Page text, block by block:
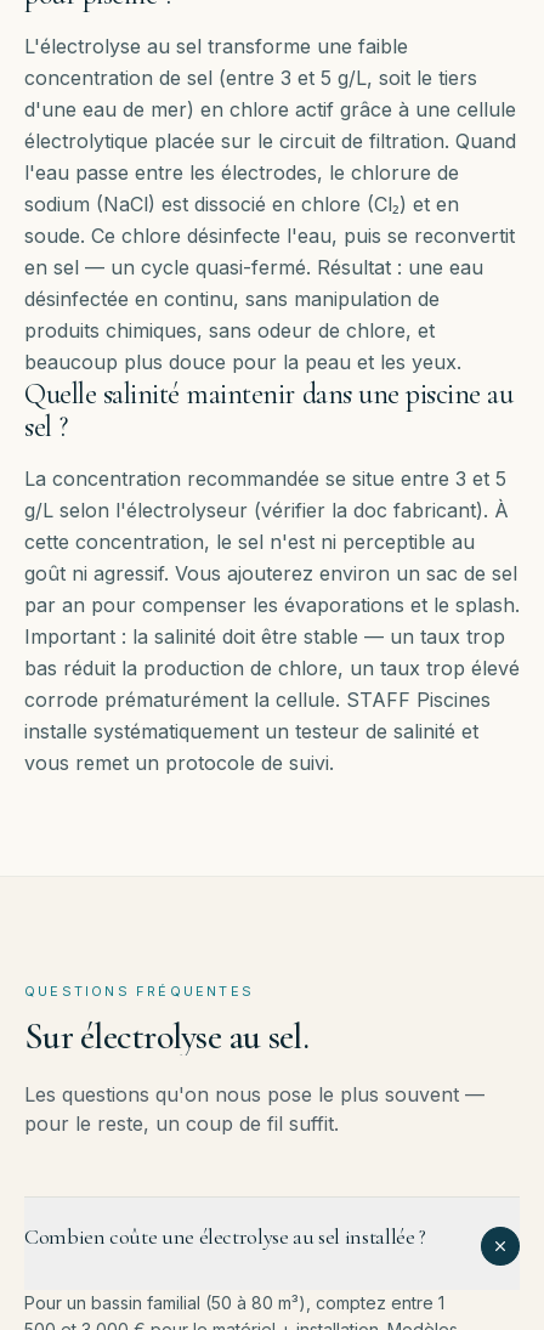
L'électrolyse au sel transforme une faible
concentration de sel (entre 3 et 5 g/L, soit le tiers
d'une eau de mer) en chlore actif grâce à une cellule
électrolytique placée sur le circuit de filtration. Quand
l'eau passe entre les électrodes, le chlorure de
sodium (NaCl) est dissocié en chlore (Cl₂) et en
soude. Ce chlore désinfecte l'eau, puis se reconvertit
en sel — un cycle quasi-fermé. Résultat : une eau
désinfectée en continu, sans manipulation de
produits chimiques, sans odeur de chlore, et
beaucoup plus douce pour la peau et les yeux.
Quelle salinité maintenir dans une piscine au
sel ?
La concentration recommandée se situe entre 3 et 5
g/L selon l'électrolyseur (vérifier la doc fabricant). À
cette concentration, le sel n'est ni perceptible au
goût ni agressif. Vous ajouterez environ un sac de sel
par an pour compenser les évaporations et le splash.
Important : la salinité doit être stable — un taux trop
bas réduit la production de chlore, un taux trop élevé
corrode prématurément la cellule. STAFF Piscines
installe systématiquement un testeur de salinité et
vous remet un protocole de suivi.
QUESTIONS FRÉQUENTES
Surélectrolyse au sel.
Les questions qu'on nous pose le plus souvent —
pour le reste, un coup de fil suffit.
Combien coûte une électrolyse au sel installée ?
Pour un bassin familial (50 à 80 m³), comptez entre 1